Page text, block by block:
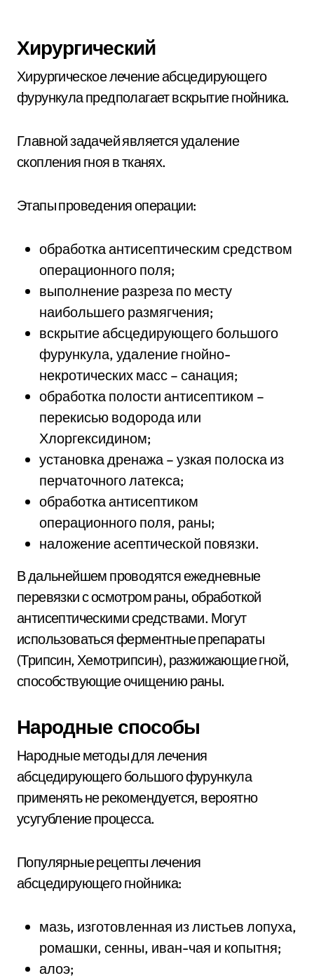
Хирургический
Хирургическое лечение абсцедирующего
фурункула предполагает вскрытие гнойника.
Главной задачей является удаление
скопления гноя в тканях.
Этапы проведения операции:
обработка антисептическим средством
операционного поля;
выполнение разреза по месту
наибольшего размягчения;
вскрытие абсцедирующего большого
фурункула, удаление гнойно-
некротических масс – санация;
обработка полости антисептиком –
перекисью водорода или
Хлоргексидином;
установка дренажа – узкая полоска из
перчаточного латекса;
обработка антисептиком
операционного поля, раны;
наложение асептической повязки.
В дальнейшем проводятся ежедневные
перевязки с осмотром раны, обработкой
антисептическими средствами. Могут
использоваться ферментные препараты
(Трипсин, Хемотрипсин), разжижающие гной,
способствующие очищению раны.
Народные способы
Народные методы для лечения
абсцедирующего большого фурункула
применять не рекомендуется, вероятно
усугубление процесса.
Популярные рецепты лечения
абсцедирующего гнойника:
мазь, изготовленная из листьев лопуха,
ромашки, сенны, иван-чая и копытня;
алоэ;